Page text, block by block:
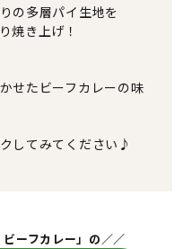
の多層パイ生地を
焼き上げ！
せたビーフカレーの味
してみてください♪
ーフカレー」の／／